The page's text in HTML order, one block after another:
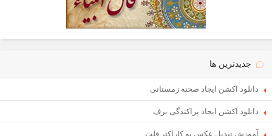
جدیدترین ها
دانلود اکشن ایجاد صحنه زمستانی
دانلود اکشن ایجاد پراکندگی برف
آموزش تبدیل عکس به کاراکتر فلت